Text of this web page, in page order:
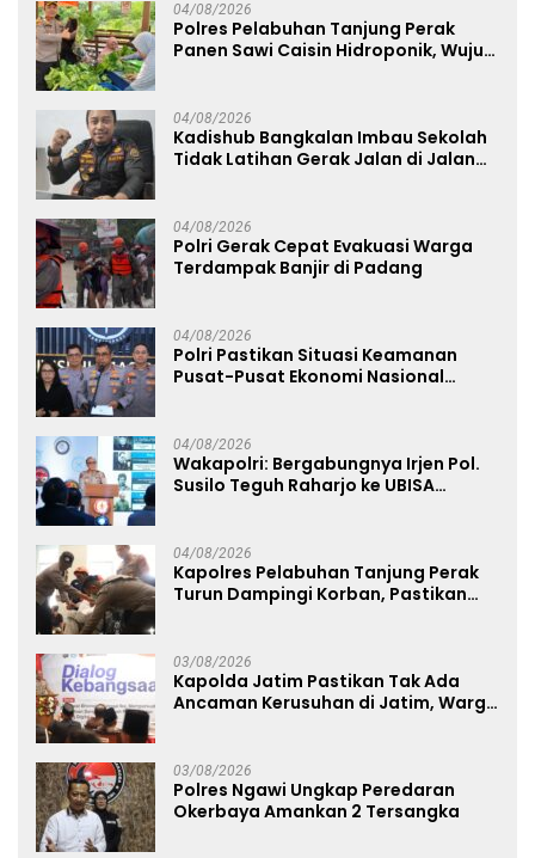
04/08/2026
Polres Pelabuhan Tanjung Perak
Panen Sawi Caisin Hidroponik, Wujud
04/08/2026
Kadishub Bangkalan Imbau Sekolah
Tidak Latihan Gerak Jalan di Jalan
04/08/2026
Polri Gerak Cepat Evakuasi Warga
Terdampak Banjir di Padang
04/08/2026
Polri Pastikan Situasi Keamanan
Pusat-Pusat Ekonomi Nasional
04/08/2026
Wakapolri: Bergabungnya Irjen Pol.
Susilo Teguh Raharjo ke UBISA
04/08/2026
Kapolres Pelabuhan Tanjung Perak
Turun Dampingi Korban, Pastikan
03/08/2026
Kapolda Jatim Pastikan Tak Ada
Ancaman Kerusuhan di Jatim, Warga
03/08/2026
Polres Ngawi Ungkap Peredaran
Okerbaya Amankan 2 Tersangka